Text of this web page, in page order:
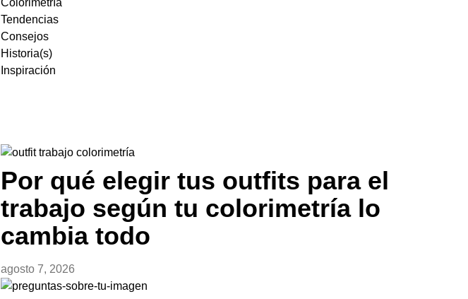
Colorimetría
Tendencias
Consejos
Historia(s)
Inspiración
Por qué elegir tus outfits para el
trabajo según tu colorimetría lo
cambia todo
agosto 7, 2026